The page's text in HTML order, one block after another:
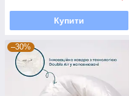
Купити
–30%